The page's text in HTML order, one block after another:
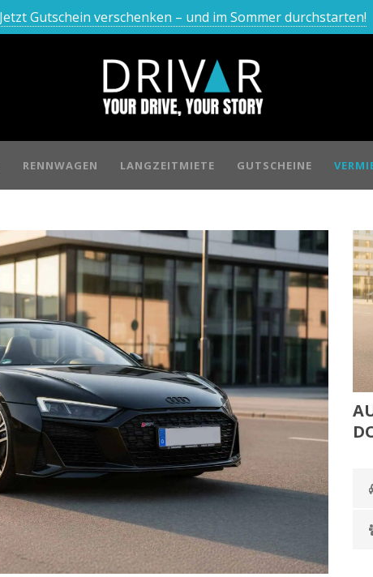
Jetzt Gutschein verschenken – und im Sommer durchstarten!
RENNWAGEN LANGZEITMIETE GUTSCHEINE